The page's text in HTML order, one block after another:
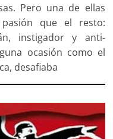
Pero una de ellas
que el resto:
instigador y anti-
ocasión como el
desafiaba